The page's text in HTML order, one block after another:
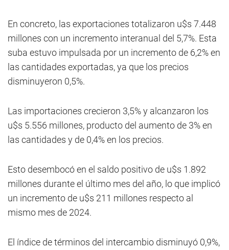
En concreto, las exportaciones totalizaron u$s 7.448
millones con un incremento interanual del 5,7%. Esta
suba estuvo impulsada por un incremento de 6,2% en
las cantidades exportadas, ya que los precios
disminuyeron 0,5%.
Las importaciones crecieron 3,5% y alcanzaron los
u$s 5.556 millones, producto del aumento de 3% en
las cantidades y de 0,4% en los precios.
Esto desembocó en el saldo positivo de u$s 1.892
millones durante el último mes del año, lo que implicó
un incremento de u$s 211 millones respecto al
mismo mes de 2024.
El índice de términos del intercambio disminuyó 0,9%,